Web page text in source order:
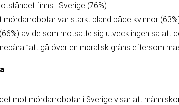
finns i Sverige (76%).
var starkt bland både kvinnor
av de som motsatte sig utvecklingen sa att
”att gå över en moralisk gräns eftersom
mot mördarrobotar i Sverige visar att